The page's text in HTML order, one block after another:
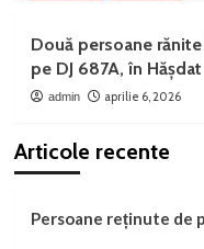
Două persoane
pe DJ 687A, în Hășdat
admin aprilie 6, 2026
Articole recente
Persoane reținute de